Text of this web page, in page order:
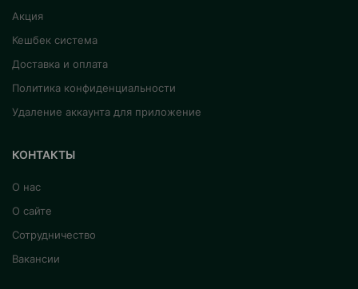
Акция
Кешбек система
Доставка и оплата
Политика конфиденциальности
Удаление аккаунта для приложение
КОНТАКТЫ
О нас
О сайте
Сотрудничество
Вакансии